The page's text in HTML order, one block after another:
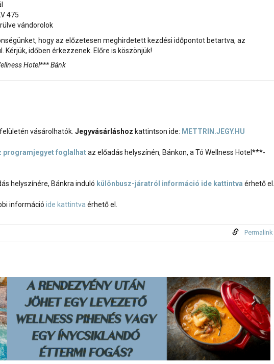
475
vándorolok
hogy az előzetesen meghirdetett kezdési időpontot betartva, az
Kérjük, időben érkezzenek. Előre is köszönjük!
Hotel*** Bánk
vásárolhatók. Jegyvásárláshoz kattintson ide: METTRIN.JEGY.HU
programjegyet foglalhataz előadás helyszínén, Bánkon, a Tó Wellness Hotel***-
helyszínére, Bánkra induló különbusz-járatról információ ide kattintva érhető el.
információ ide kattintva érhető el.
Permalink